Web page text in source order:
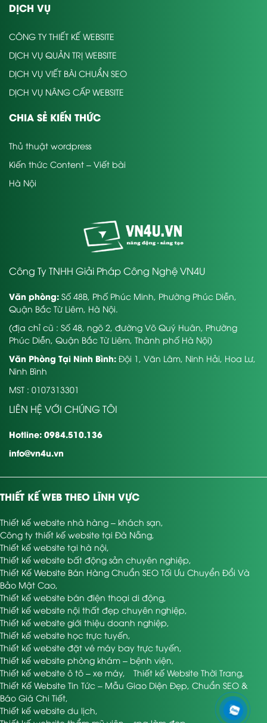
DỊCH VỤ
CÔNG TY THIẾT KẾ WEBSITE
DỊCH VỤ QUẢN TRỊ WEBSITE
DỊCH VỤ VIẾT BÀI CHUẨN SEO
DỊCH VỤ NÂNG CẤP WEBSITE
CHIA SẺ KIẾN THỨC
Thủ thuật wordpress
Kiến thức Content – Viết bài
Hà Nội
Công Ty TNHH Giải Pháp Công Nghệ VN4U
Văn phòng: Số 48B, Phố Phúc Minh, Phường Phúc Diễn,
Quận Bắc Từ Liêm, Hà Nội.
(địa chỉ cũ : Số 48, ngõ 2, đường Võ Quý Huân, Phường
Phúc Diễn, Quận Bắc Từ Liêm, Thành phố Hà Nội)
Văn Phòng Tại Ninh Bình: Đội 1, Văn Lâm, Ninh Hải, Hoa Lư,
Ninh Bình
MST : 0107313301
LIÊN HỆ VỚI CHÚNG TÔI
Hotline: 0984.510.136
info@vn4u.vn
THIẾT KẾ WEB THEO LĨNH VỰC
Thiết kế website nhà hàng – khách sạn,
Công ty thiết kế website tại Đà Nẵng,
Thiết kế website tại hà nội,
Thiết kế website bất động sản chuyên nghiệp,
Thiết Kế Website Bán Hàng Chuẩn SEO Tối Ưu Chuyển Đổi Và
Bảo Mật Cao,
Thiết kế website bán điện thoại di động,
Thiết kế website nội thất đẹp chuyên nghiệp,
Thiết kế website giới thiệu doanh nghiệp,
Thiết kế website học trực tuyến,
Thiết kế website đặt vé máy bay trực tuyến,
Thiết kế website phòng khám – bệnh viện,
Thiết kế website ô tô – xe máy, Thiết kế Website Thời Trang,
Thiết Kế Website Tin Tức – Mẫu Giao Diện Đẹp, Chuẩn SEO &
Báo Giá Chi Tiết,
Thiết kế website du lịch,